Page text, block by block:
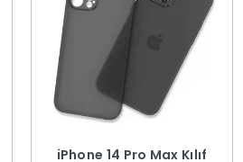
iPhone 14 Pro Max Kılıf